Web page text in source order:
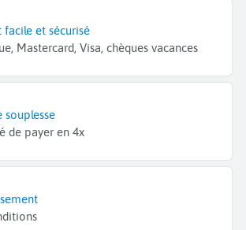
facile et sécurisé
Mastercard, Visa, chèques vacances
souplesse
de payer en 4x